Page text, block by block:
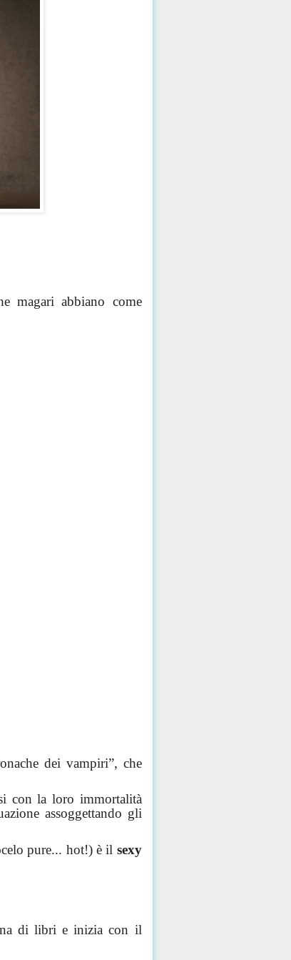
magari abbiano come
dei vampiri”, che
con la loro immortalità
assoggettando gli
pure... hot!) è il sexy
di libri e inizia con il